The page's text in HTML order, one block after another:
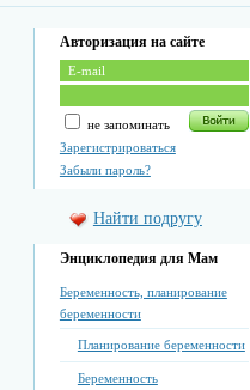
Авторизация на сайте
не запоминать
Зарегистрироваться
Забыли пароль?
Найти подругу
Энциклопедия для Мам
Беременность, планирование
беременности
Планирование беременности
Беременность